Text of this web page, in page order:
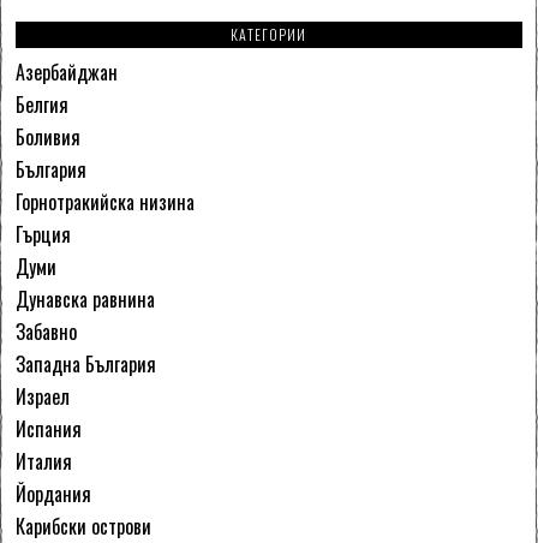
КАТЕГОРИИ
Азербайджан
Белгия
Боливия
България
Горнотракийска низина
Гърция
Думи
Дунавска равнина
Забавно
Западна България
Израел
Испания
Италия
Йордания
Карибски острови